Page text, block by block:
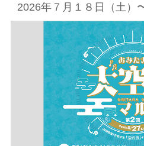
2026年７月１８日（土）